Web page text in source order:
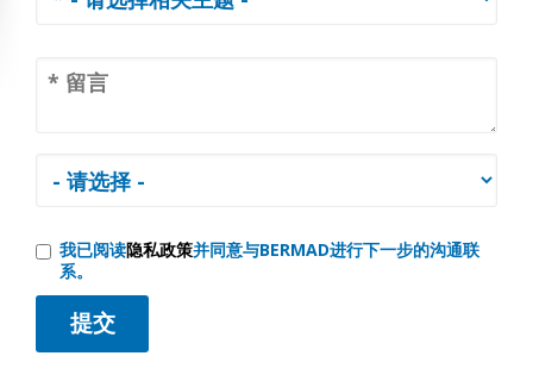
我已阅读隐私政策并同意与BERMAD进行下一步的沟通联
系。